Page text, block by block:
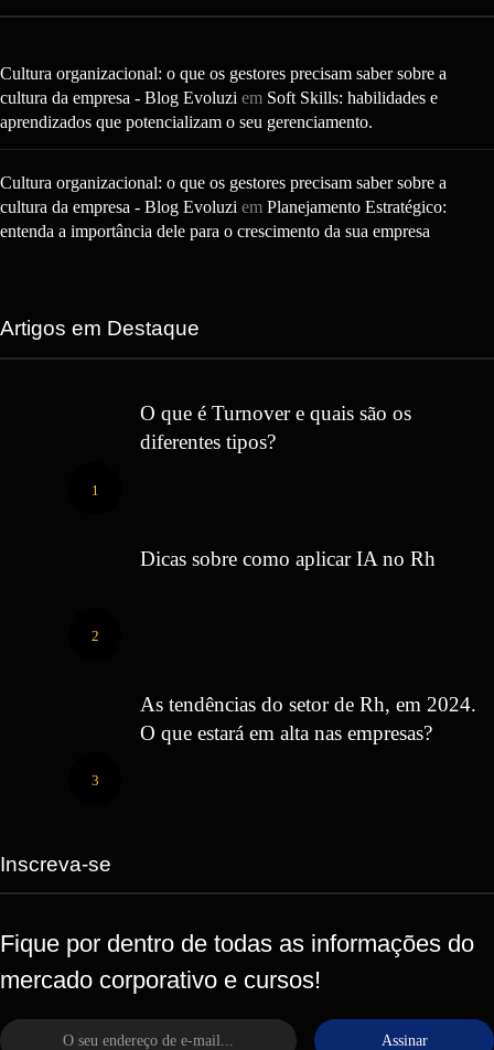
Cultura organizacional: o que os gestores precisam saber sobre a
cultura da empresa - Blog Evoluzi em Soft Skills: habilidades e
aprendizados que potencializam o seu gerenciamento.
Cultura organizacional: o que os gestores precisam saber sobre a
cultura da empresa - Blog Evoluzi em Planejamento Estratégico:
entenda a importância dele para o crescimento da sua empresa
Artigos em Destaque
1
O que é Turnover e quais são os
diferentes tipos?
2
Dicas sobre como aplicar IA no Rh
3
As tendências do setor de Rh, em 2024.
O que estará em alta nas empresas?
Inscreva-se
Fique por dentro de todas as informações do
mercado corporativo e cursos!
Assinar